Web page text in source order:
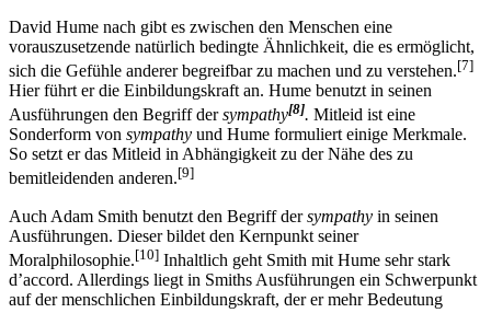
David Hume nach gibt es zwischen den Menschen eine
vorauszusetzende natürlich bedingte Ähnlichkeit, die es ermöglicht,
sich die Gefühle anderer begreifbar zu machen und zu verstehen.[7]
Hier führt er die Einbildungskraft an. Hume benutzt in seinen
Ausführungen den Begriff dersympathy[8]. Mitleid ist eine
Sonderform von sympathy und Hume formuliert einige Merkmale.
So setzt er das Mitleid in Abhängigkeit zu der Nähe des zu
bemitleidenden anderen.[9]
Auch Adam Smith benutzt den Begriff dersympathy in seinen
Ausführungen. Dieser bildet den Kernpunkt seiner
Moralphilosophie.[10] Inhaltlich geht Smith mit Hume sehr stark
d’accord. Allerdings liegt in Smiths Ausführungen ein Schwerpunkt
auf der menschlichen Einbildungskraft, der er mehr Bedeutung